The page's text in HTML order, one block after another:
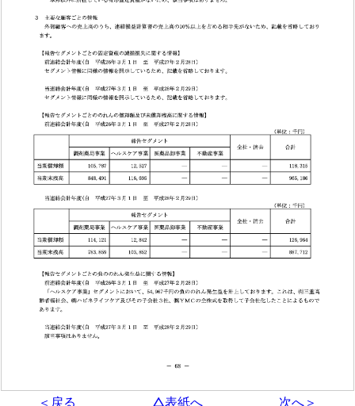
＜戻る △表紙へ 次へ＞